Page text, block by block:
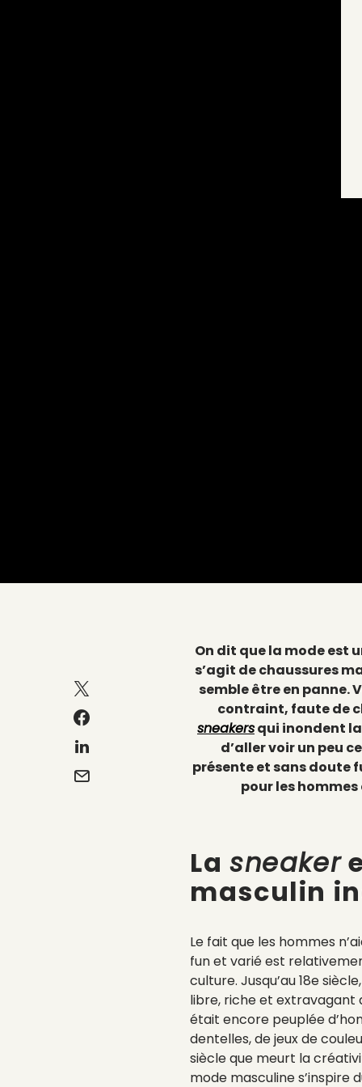
On dit que la mode est
s’agit de chaussures
semble être en panne.
contraint, faute de
sneakersqui inondent la
d’aller voir un peu
présente et sans doute
pour les
Lasneaker
masculin
Le fait que les hommes
fun et varié est
culture. Jusqu’au 18e
libre, riche et extravagant
était encore peuplée
dentelles, de jeux de
siècle que meurt la
mode masculine s’inspire